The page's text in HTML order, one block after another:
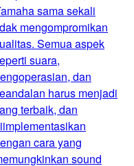
sama sekali
mengompromikan
Semua aspek
suara,
dan
harus menjadi
terbaik, dan
cara yang
sound